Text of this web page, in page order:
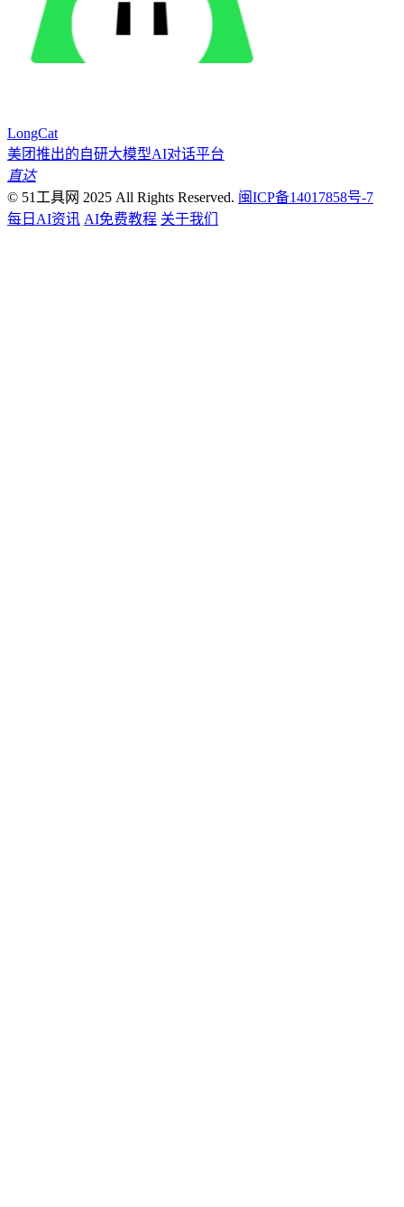
LongCat
美团推出的自研大模型AI对话平台
直达
© 51工具网 2025 All Rights Reserved. 闽ICP备14017858号-7
每日AI资讯 AI免费教程 关于我们